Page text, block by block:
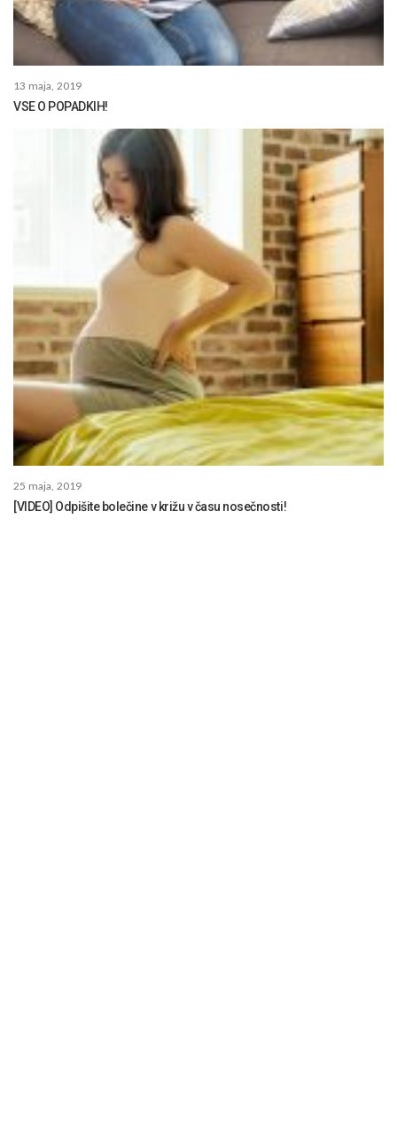
13 maja, 2019
VSE O POPADKIH!
25 maja, 2019
[VIDEO] Odpišite bolečine v križu v času nosečnosti!